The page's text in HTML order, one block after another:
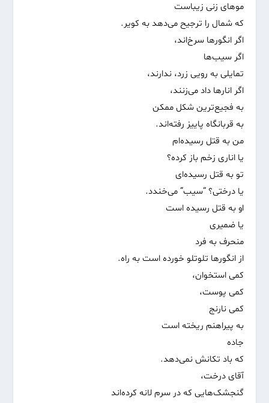
موهای زنی زیباست
که شمال را ترجیح می‌دهد به کویر.
اگر انگورها سرخ‌اند،
اگر سیب‌ها
تمایلی به رویی زرد، ندارند،
اگر انارها داد می‌زنند،
به فجیع‌ترین شکل ممکن
به قربانگاه پاییز رفته‌اند.
من به قتل رسیده‌ام
یا اناری زخم باز کرده؟
تو به قتل رسیده‌ای
یا درختی؟ “سیب” می‌خندد.
او به قتل رسیده است
یا ضمیری
منحرف به فرد
از انگورها تلو‌تلو خورده است به راه.
کمی استخوان،
کمی پوست،
کمی نارنج
به پیراهنم ریخته است
جاده
که باد تکانش نمی‌دهد.
آقای درخت،
گنجشک‌هایی که در سرم لانه کرده‌اند